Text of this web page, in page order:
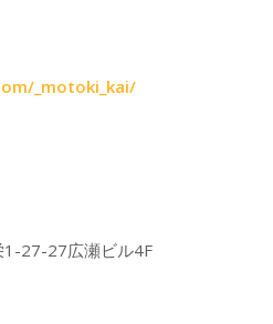
_motoki_kai/
1-27-27広瀬ビル4F